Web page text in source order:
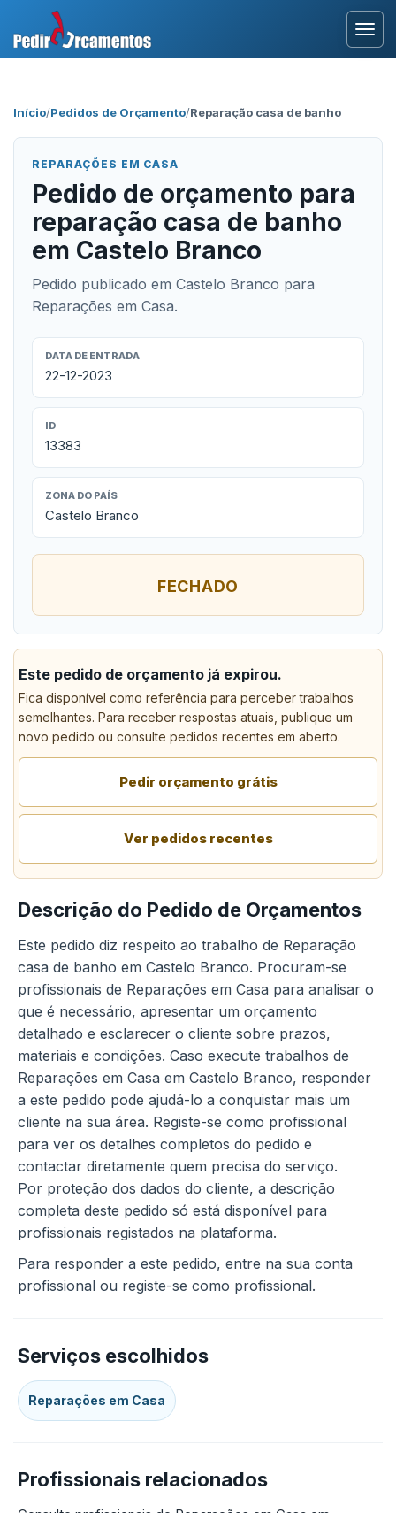
Início/Pedidos de Orçamento/Reparação casa de banho
REPARAÇÕES EM CASA
Pedido de orçamento para
reparação casa de banho
em Castelo Branco
Pedido publicado em Castelo Branco para
Reparações em Casa.
DATA DE ENTRADA
22-12-2023
ID
13383
ZONA DO PAÍS
Castelo Branco
FECHADO
Este pedido de orçamento já expirou.
Fica disponível como referência para perceber trabalhos
semelhantes. Para receber respostas atuais, publique um
novo pedido ou consulte pedidos recentes em aberto.
Pedir orçamento grátis
Ver pedidos recentes
Descrição do Pedido de Orçamentos
Este pedido diz respeito ao trabalho de Reparação
casa de banho em Castelo Branco. Procuram-se
profissionais de Reparações em Casa para analisar o
que é necessário, apresentar um orçamento
detalhado e esclarecer o cliente sobre prazos,
materiais e condições. Caso execute trabalhos de
Reparações em Casa em Castelo Branco, responder
a este pedido pode ajudá-lo a conquistar mais um
cliente na sua área. Registe-se como profissional
para ver os detalhes completos do pedido e
contactar diretamente quem precisa do serviço.
Por proteção dos dados do cliente, a descrição
completa deste pedido só está disponível para
profissionais registados na plataforma.
Para responder a este pedido, entre na sua conta
profissional ou registe-se como profissional.
Serviços escolhidos
Reparações em Casa
Profissionais relacionados
Área Profissional
Como Funciona?
Testemunhos